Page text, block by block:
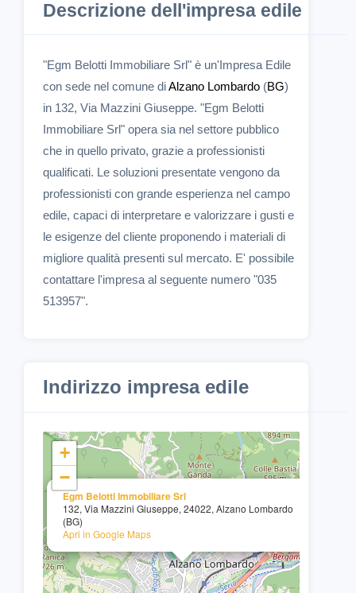
Descrizione dell'impresa edile
"Egm Belotti Immobiliare Srl" è un'Impresa Edile
con sede nel comune diAlzano Lombardo (BG)
in 132, Via Mazzini Giuseppe. "Egm Belotti
Immobiliare Srl" opera sia nel settore pubblico
che in quello privato, grazie a professionisti
qualificati. Le soluzioni presentate vengono da
professionisti con grande esperienza nel campo
edile, capaci di interpretare e valorizzare i gusti e
le esigenze del cliente proponendo i materiali di
migliore qualità presenti sul mercato. E' possibile
contattare l'impresa al seguente numero "035
513957".
Indirizzo impresa edile
Egm Belotti Immobiliare Srl
132, Via Mazzini Giuseppe, 24022, Alzano Lombardo
(BG)
Apri in Google Maps
+
−